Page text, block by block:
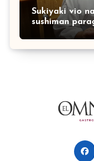
Sukiyaki vio
sushiman